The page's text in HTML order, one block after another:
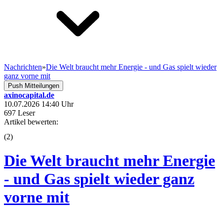
Nachrichten»Die Welt braucht mehr Energie - und Gas spielt wieder
ganz vorne mit
Push Mitteilungen
axinocapital.de
10.07.2026 14:40 Uhr
697 Leser
Artikel bewerten:
(2)
Die Welt braucht mehr Energie
- und Gas spielt wieder ganz
vorne mit